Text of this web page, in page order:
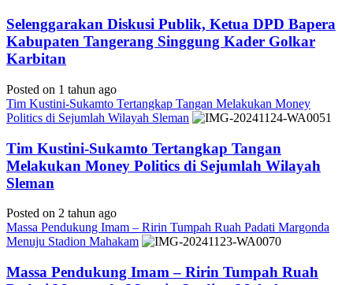
Selenggarakan Diskusi Publik, Ketua DPD Bapera
Kabupaten Tangerang Singgung Kader Golkar
Karbitan
Posted on 1 tahun ago
Tim Kustini-Sukamto Tertangkap Tangan Melakukan Money
Politics di Sejumlah Wilayah Sleman
Tim Kustini-Sukamto Tertangkap Tangan
Melakukan Money Politics di Sejumlah Wilayah
Sleman
Posted on 2 tahun ago
Massa Pendukung Imam – Ririn Tumpah Ruah Padati Margonda
Menuju Stadion Mahakam
Massa Pendukung Imam – Ririn Tumpah Ruah